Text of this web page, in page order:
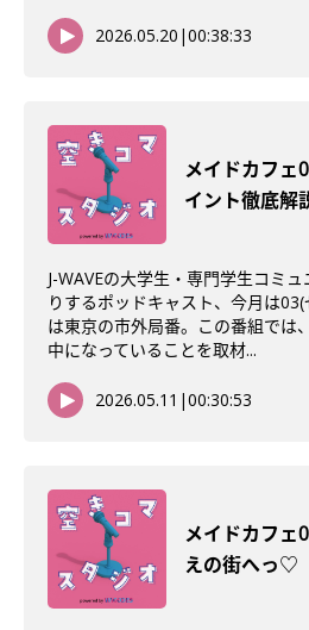
2026.05.20 |00:38:33
メイドカフェ
イント徹底
J-WAVEの大学生・専門学生コミ
りするポッドキャスト、今月は
は東京の市外局番。この番組では
中になっていることを取材...
2026.05.11 |00:30:53
メイドカフェ
えの街へっ♡